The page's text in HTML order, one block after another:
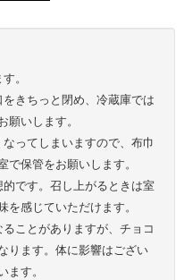
。
きちっと閉め、冷蔵庫では
いします。
ってしまいますので、布巾
保管をお願いします。
です。召し上がるときは室
感じていただけます。
ことがありますが、チョコ
ります。体に影響はござい
す。